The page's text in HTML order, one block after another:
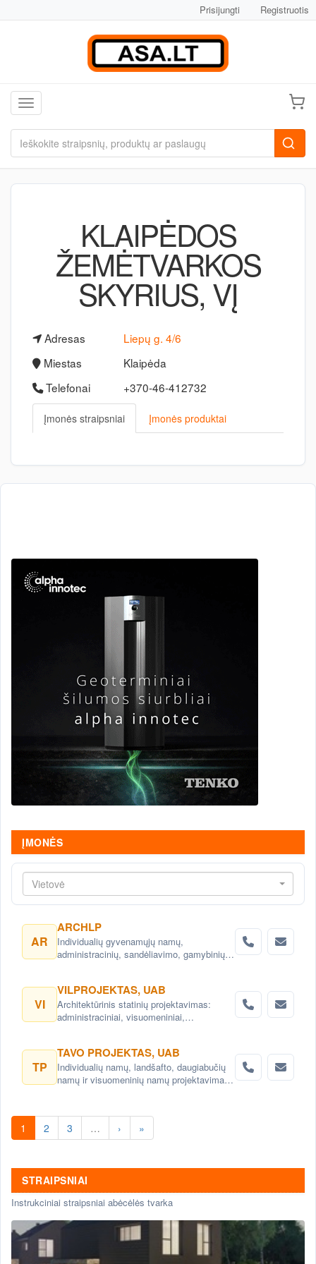
Prisijungti Registruotis
Toggle navigation
KLAIPĖDOS
ŽEMĖTVARKOS
SKYRIUS, VĮ
Adresas
Liepų g. 4/6
Miestas
Klaipėda
Telefonai
+370-46-412732
Įmonės straipsniai Įmonės produktai
ĮMONĖS
Vietovė
AR
ARCHLP
Individualių gyvenamųjų namų,
administracinių, sandėliavimo, gamybinių
projektavimas Vilnius. Namų projektavimo
paslaugos Vilnius.
VI
VILPROJEKTAS, UAB
Architektūrinis statinių projektavimas:
administraciniai, visuomeniniai,
konsultacijos. Teritorijų planavimas,
detalieji planai. Urbanistiniai,
architektūriniai ir kraštovaizdžio projektai
TP
TAVO PROJEKTAS, UAB
Individualių namų, landšafto, daugiabučių
namų ir visuomeninių namų projektavimas.
1 2 3 … › »
STRAIPSNIAI
Instrukciniai straipsniai abėcėlės tvarka